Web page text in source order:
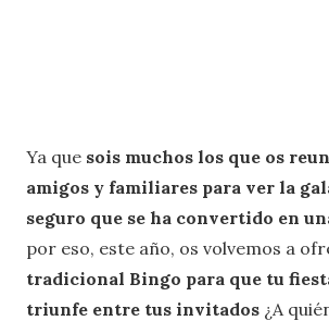
Ya que sois muchos los que os
amigos y familiares para ver la
seguro que se ha convertido en
por eso, este año, os volvemos a
tradicional Bingo para que tu
triunfe entre tus invitados ¿A